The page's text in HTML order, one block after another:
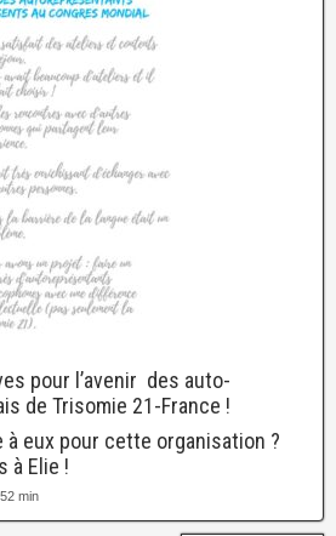
pour l’avenir des auto-
de Trisomie 21-France !
à eux pour cette organisation ?
à Elie !
min